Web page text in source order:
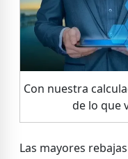
Con nuestra
de lo que
Las mayores